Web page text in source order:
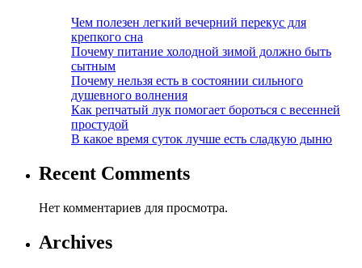
Чем полезен легкий вечерний перекус для
крепкого сна
Почему питание холодной зимой должно быть
сытным
Почему нельзя есть в состоянии сильного
душевного волнения
Как репчатый лук помогает бороться с весенней
простудой
В какое время суток лучше есть сладкую дыню
Recent Comments
Нет комментариев для просмотра.
Archives